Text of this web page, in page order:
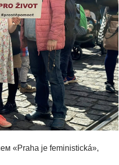
«Praha je feministická»,